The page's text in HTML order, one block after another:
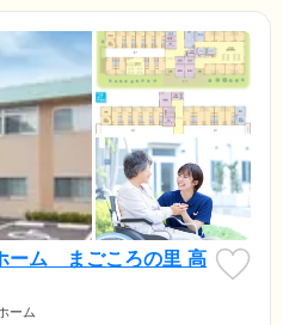
ーム まごころの里 高
ーム